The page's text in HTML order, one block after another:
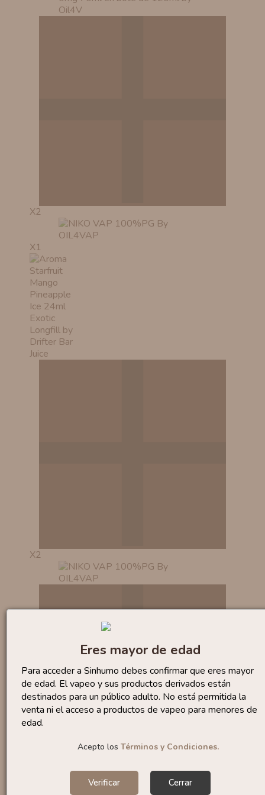
Eres mayor de edad
Para acceder a Sinhumo debes confirmar que eres mayor
de edad. El vapeo y sus productos derivados están
destinados para un público adulto. No está permitida la
venta ni el acceso a productos de vapeo para menores de
edad.
Acepto los Términos y Condiciones.
Verificar Cerrar
X2
X1
X2